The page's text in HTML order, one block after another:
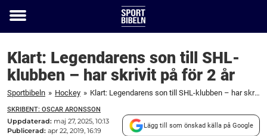
Toggle
Klart: Legendarens son till SHL-
klubben – har skrivit på för 2 år
Sportbibeln » Hockey » Klart: Legendarens son till SHL-klubben – har skrivit på för 2 år
SKRIBENT: OSCAR ARONSSON
Uppdaterad: maj 27, 2025, 10:13
Publicerad: apr 22, 2019, 16:19
Lägg till som önskad källa på Google